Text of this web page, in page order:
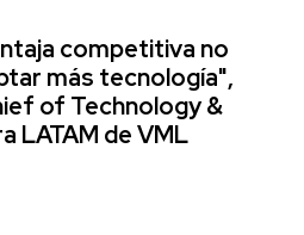
competitiva no
más tecnología",
of Technology &
LATAM de VML